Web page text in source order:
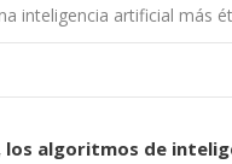
inteligencia artificial más
los algoritmos de